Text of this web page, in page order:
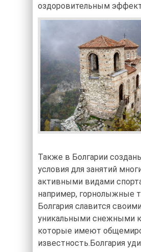
оздоровительным
Также в Болгарии
условия для занятий
активными видами
например, горнолыжные
Болгария славится
уникальными снежными
которые имеют
известность.Болгария